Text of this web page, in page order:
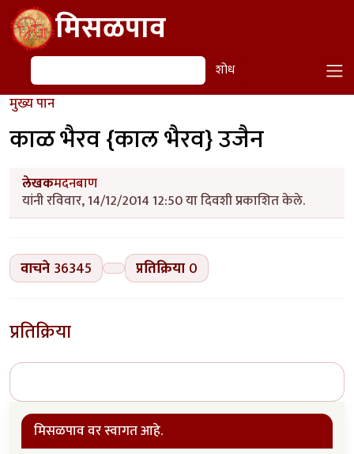
Skip to main contentमिसळपाव
शोध शोध
मुख्य पान
काळ भैरव {काल भैरव} उजैन
लेखकमदनबाण
यांनी रविवार, 14/12/2014 12:50 या दिवशी प्रकाशित केले.
वाचने 36345 प्रतिक्रिया 0
प्रतिक्रिया
मिसळपाव वर स्वागत आहे.